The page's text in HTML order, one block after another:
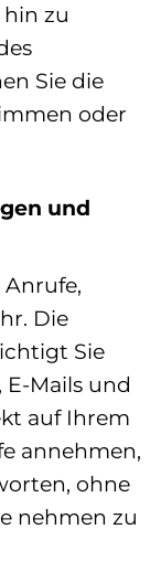
zu
Sie die
oder
und
Die
Sie
E-Mails und
auf Ihrem
annehmen,
ohne
nehmen zu